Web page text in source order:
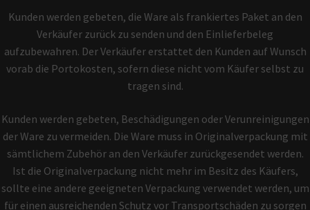
Kunden werden gebeten, die Ware als frankiertes Paket an den
Verkäufer zurück zu senden und den Einlieferbeleg
aufzubewahren. Der Verkäufer erstattet den Kunden auf Wunsch
vorab die Portokosten, sofern diese nicht vom Käufer selbst zu
tragen sind.
Kunden werden gebeten, Beschädigungen oder Verunreinigungen
der Ware zu vermeiden. Die Ware muss in Originalverpackung mit
sämtlichem Zubehör an den Verkäufer zurückgesendet werden.
Ist die Originalverpackung nicht mehr im Besitz des Käufers,
sollte eine andere geeigneten Verpackung verwendet werden, um
für einen ausreichenden Schutz vor Transportschäden zu sorgen